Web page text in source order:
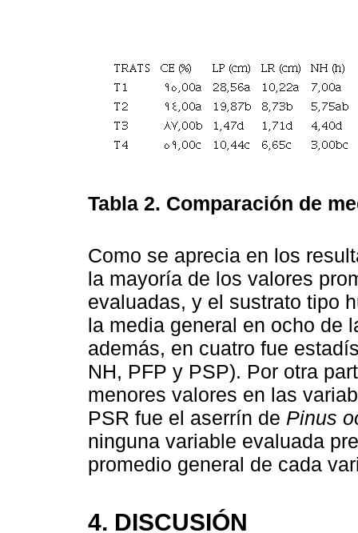
Tabla 2. Comparación de
Como se aprecia en los
la mayoría de los valores
evaluadas, y el sustrato tipo
la media general en ocho de
además, en cuatro fue
NH, PFP y PSP). Por otra
menores valores en las
PSR fue el aserrín de Pinus
ninguna variable evaluada
promedio general de cada
4. DISCUSIÓN